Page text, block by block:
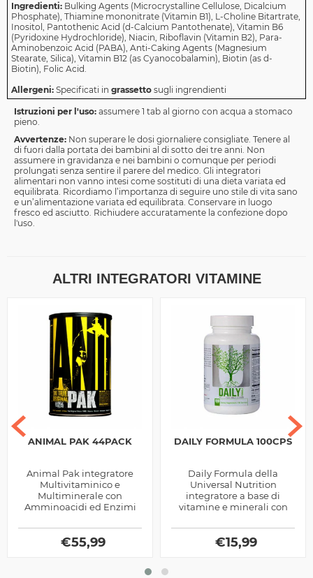
Ingredienti: Bulking Agents (Microcrystalline Cellulose, Dicalcium
Phosphate), Thiamine mononitrate (Vitamin B1), L-Choline Bitartrate,
Inositol, Pantothenic Acid (d-Calcium Pantothenate), Vitamin B6
(Pyridoxine Hydrochloride), Niacin, Riboflavin (Vitamin B2), Para-
Aminobenzoic Acid (PABA), Anti-Caking Agents (Magnesium
Stearate, Silica), Vitamin B12 (as Cyanocobalamin), Biotin (as d-
Biotin), Folic Acid.
Allergeni: Specificati in grassetto sugli ingrendienti
Istruzioni per l'uso: assumere 1 tab al giorno con acqua a stomaco
pieno.
Avvertenze: Non superare le dosi giornaliere consigliate. Tenere al
di fuori dalla portata dei bambini al di sotto dei tre anni. Non
assumere in gravidanza e nei bambini o comunque per periodi
prolungati senza sentire il parere del medico. Gli integratori
alimentari non vanno intesi come sostituti di una dieta variata ed
equilibrata. Ricordiamo l’importanza di seguire uno stile di vita sano
e un’alimentazione variata ed equilibrata. Conservare in luogo
fresco ed asciutto. Richiudere accuratamente la confezione dopo
l'uso.
ALTRI INTEGRATORI VITAMINE
ANIMAL PAK 44PACK
Animal Pak integratore
Multivitaminico e
Multiminerale con
Amminoacidi ed Enzimi
Universal Nutrition, ottimo
per chi pratica sport
€55,99
DAILY FORMULA 100CPS
Daily Formula della
Universal Nutrition
integratore a base di
vitamine e minerali con
vegetali, utile per favorire i
numerosi processi...
€15,99